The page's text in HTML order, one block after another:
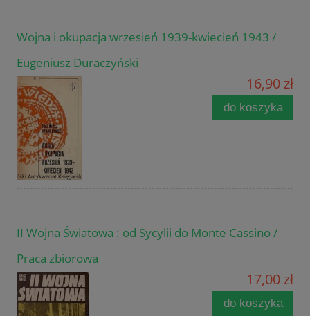
Wojna i okupacja wrzesień 1939-kwiecień 1943 /
Eugeniusz Duraczyński
16,90 zł
do koszyka
II Wojna Światowa : od Sycylii do Monte Cassino /
Praca zbiorowa
17,00 zł
do koszyka